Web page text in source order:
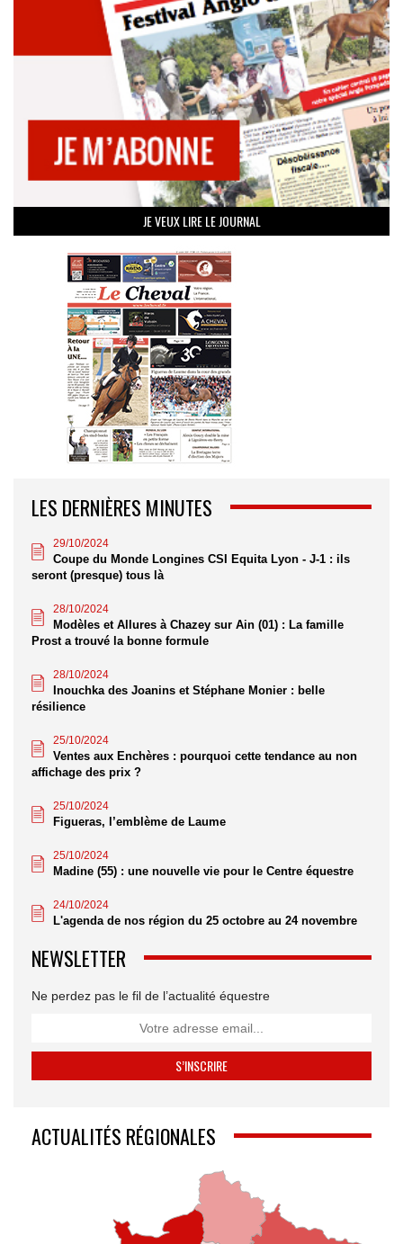
JE VEUX LIRE LE JOURNAL
LES DERNIÈRES MINUTES
29/10/2024
Coupe du Monde Longines CSI Equita Lyon - J-1 : ils
seront (presque) tous là
28/10/2024
Modèles et Allures à Chazey sur Ain (01) : La famille
Prost a trouvé la bonne formule
28/10/2024
Inouchka des Joanins et Stéphane Monier : belle
résilience
25/10/2024
Ventes aux Enchères : pourquoi cette tendance au non
affichage des prix ?
25/10/2024
Figueras, l’emblème de Laume
25/10/2024
Madine (55) : une nouvelle vie pour le Centre équestre
24/10/2024
L'agenda de nos région du 25 octobre au 24 novembre
NEWSLETTER
Ne perdez pas le fil de l’actualité équestre
ACTUALITÉS RÉGIONALES